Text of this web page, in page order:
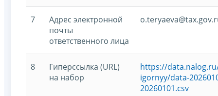
7
Адрес электронной
почты
ответственного лица
8
Гиперссылка (URL)
на набор
https://
igornyy/data-
20260101.csv